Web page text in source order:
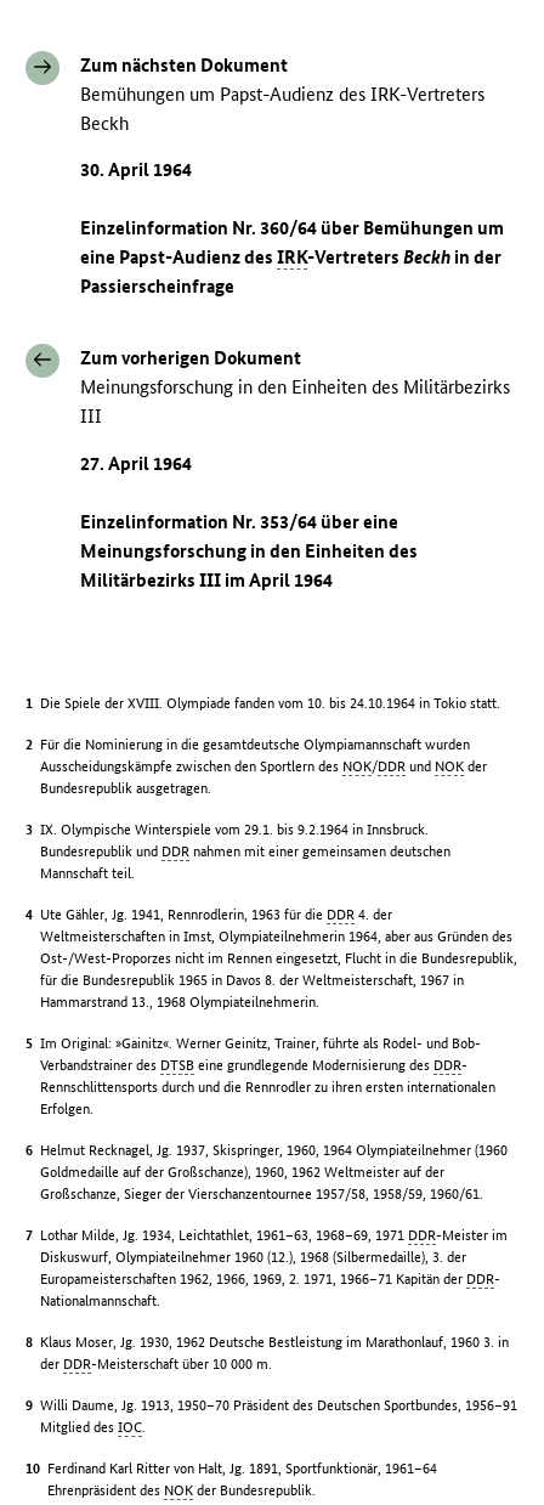
Zum nächsten Dokument
Bemühungen um Papst-Audienz des IRK-Vertreters
Beckh
30. April 1964
Einzelinformation Nr. 360/64 über Bemühungen um
eine Papst-Audienz desIRK-VertretersBeckh in der
Passierscheinfrage
Zum vorherigen Dokument
Meinungsforschung in den Einheiten des Militärbezirks
III
27. April 1964
Einzelinformation Nr. 353/64 über eine
Meinungsforschung in den Einheiten des
Militärbezirks III im April 1964
Die Spiele der XVIII. Olympiade fanden vom 10. bis 24.10.1964 in Tokio statt.
Für die Nominierung in die gesamtdeutsche Olympiamannschaft wurden
Ausscheidungskämpfe zwischen den Sportlern des NOK/DDR und NOK der
Bundesrepublik ausgetragen.
IX. Olympische Winterspiele vom 29.1. bis 9.2.1964 in Innsbruck.
Bundesrepublik und DDR nahmen mit einer gemeinsamen deutschen
Mannschaft teil.
Ute Gähler, Jg. 1941, Rennrodlerin, 1963 für die DDR 4. der
Weltmeisterschaften in Imst, Olympiateilnehmerin 1964, aber aus Gründen des
Ost-/West-Proporzes nicht im Rennen eingesetzt, Flucht in die Bundesrepublik,
für die Bundesrepublik 1965 in Davos 8. der Weltmeisterschaft, 1967 in
Hammarstrand 13., 1968 Olympiateilnehmerin.
Im Original: »Gainitz«. Werner Geinitz, Trainer, führte als Rodel- und Bob-
Verbandstrainer des DTSB eine grundlegende Modernisierung des DDR-
Rennschlittensports durch und die Rennrodler zu ihren ersten internationalen
Erfolgen.
Helmut Recknagel, Jg. 1937, Skispringer, 1960, 1964 Olympiateilnehmer (1960
Goldmedaille auf der Großschanze), 1960, 1962 Weltmeister auf der
Großschanze, Sieger der Vierschanzentournee 1957/58, 1958/59, 1960/61.
Lothar Milde, Jg. 1934, Leichtathlet, 1961–63, 1968–69, 1971 DDR-Meister im
Diskuswurf, Olympiateilnehmer 1960 (12.), 1968 (Silbermedaille), 3. der
Europameisterschaften 1962, 1966, 1969, 2. 1971, 1966–71 Kapitän der DDR-
Nationalmannschaft.
Klaus Moser, Jg. 1930, 1962 Deutsche Bestleistung im Marathonlauf, 1960 3. in
der DDR-Meisterschaft über 10 000 m.
Willi Daume, Jg. 1913, 1950–70 Präsident des Deutschen Sportbundes, 1956–91
Mitglied desIOC
Ferdinand Karl Ritter von Halt, Jg. 1891, Sportfunktionär, 1961–64
Ehrenpräsident des NOK der Bundesrepublik.